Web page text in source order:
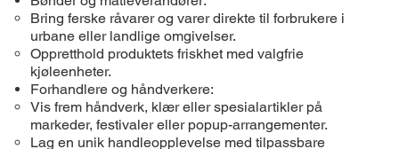
Bring ferske råvarer og varer direkte til forbrukere i
urbane eller landlige omgivelser.
Oppretthold produktets friskhet med valgfrie
kjøleenheter.
Forhandlere og håndverkere:
Vis frem håndverk, klær eller spesialartikler på
markeder, festivaler eller popup-arrangementer.
Lag en unik handleopplevelse med tilpassbare